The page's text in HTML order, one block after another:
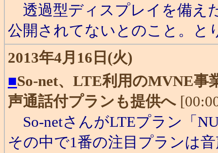
透過型ディスプレイを備え
公開されてないとのこと。と
2013年4月16日(火)
■So-net、LTE利用のMVNE
声通話付プランも提供へ
So-netさんがLTEプラン「
その中で1番の注目プランは